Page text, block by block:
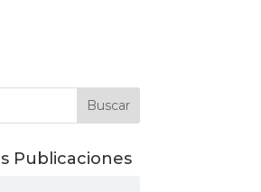
Publicaciones